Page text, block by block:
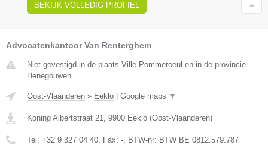
BEKIJK VOLLEDIG PROFIEL
Advocatenkantoor Van Renterghem
Niet gevestigd in de plaats Ville Pommeroeul en in de provincie
Henegouwen.
Oost-Vlaanderen » Eeklo Google maps ▼
Koning Albertstraat 21, 9900 Eeklo (Oost-Vlaanderen)
Tel: +32 9 327 04 40, Fax: -, BTW-nr: BTW BE 0812.579.787